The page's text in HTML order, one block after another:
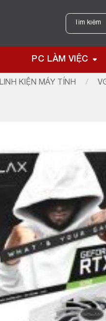
Tìm
kiếm:
PC LÀM VIỆC
LINH KIỆN MÁY TÍNH /